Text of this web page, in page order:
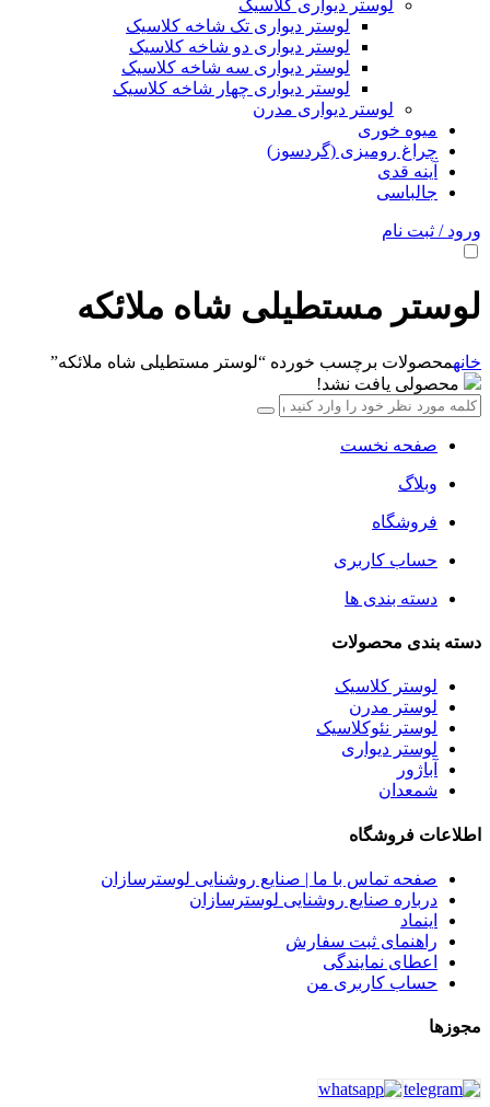
لوستر دیواری کلاسیک
لوستر دیواری تک شاخه کلاسیک
لوستر دیواری دو شاخه کلاسیک
لوستر دیواری سه شاخه کلاسیک
لوستر دیواری چهار شاخه کلاسیک
لوستر دیواری مدرن
میوه خوری
چراغ رومیزی (گردسوز)
آینه قدی
جالباسی
ورود / ثبت نام
لوستر مستطیلی شاه ملائکه
خانهمحصولات برچسب خورده “لوستر مستطیلی شاه ملائکه”
محصولی یافت نشد!
صفحه نخست
وبلاگ
فروشگاه
حساب کاربری
دسته بندی ها
دسته بندی محصولات
لوستر کلاسیک
لوستر مدرن
لوستر نئوکلاسیک
لوستر دیواری
آباژور
شمعدان
اطلاعات فروشگاه
صفحه تماس با ما | صنایع روشنایی لوسترسازان
درباره صنایع روشنایی لوسترسازان
اینماد
راهنمای ثبت سفارش
اعطای نمایندگی
حساب کاربری من
مجوزها